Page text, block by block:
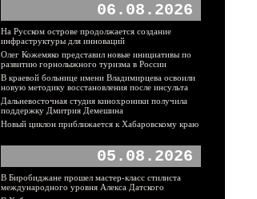
06.08.2026
На Русском острове продолжается создание
инфраструктуры для инноваций
Олег Кожемяко представил новые инициативы по
развитию горнолыжного туризма в России
В краевой больнице имени Владимирцева освоили
новую методику восстановления после инсульта
Дальневосточная студия кинохроники получила
поддержку Дмитрия Демешина
Новый циклон приближается к Хабаровскому краю
05.08.2026
В Биробиджане прошел мастер-класс стилиста
международного уровня Алекса Датского